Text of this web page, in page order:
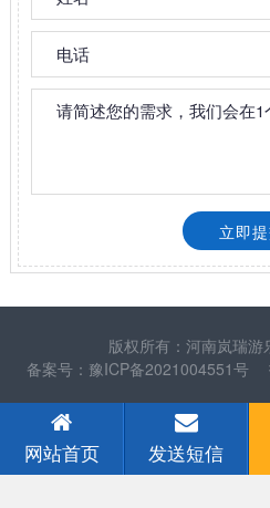
版权所有：河南岚瑞
备案号：豫ICP备2021004551号
网站首页 发送短信